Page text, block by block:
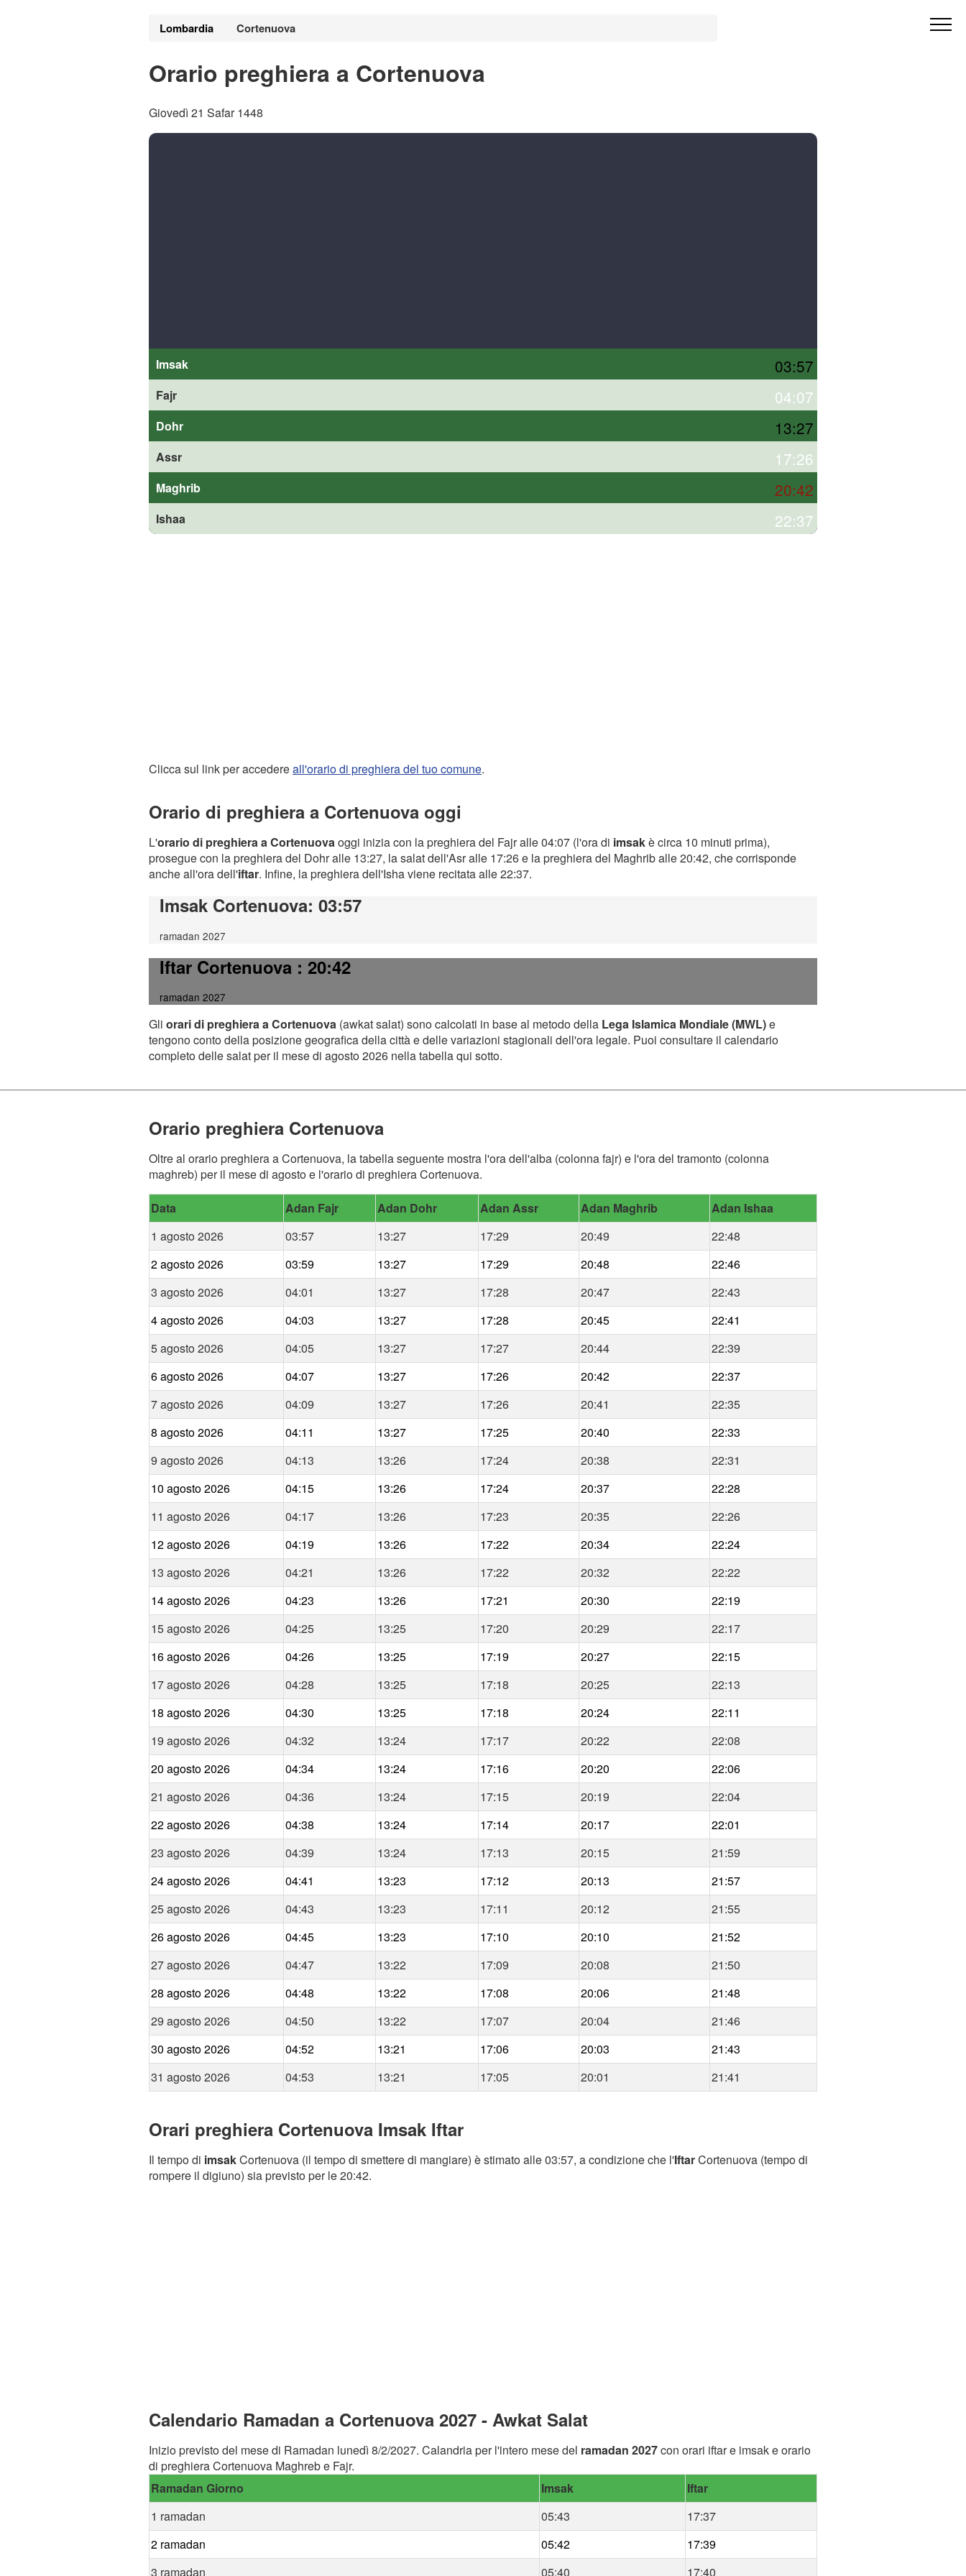
Lombardia Cortenuova
Orario preghiera a Cortenuova
Giovedì 21 Safar 1448
Imsak 03:57
Fajr 04:07
Dohr 13:27
Assr 17:26
Maghrib 20:42
Ishaa 22:37
Clicca sul link per accedereall'orario di preghiera del tuo comune.
Orario di preghiera a Cortenuova oggi
L'orario di preghiera a Cortenuovaoggi inizia con la preghiera del Fajr alle 04:07 (l'ora di imsakè circa 10 minuti prima),
prosegue con la preghiera del Dohr alle 13:27, la salat dell'Asr alle 17:26 e la preghiera del Maghrib alle 20:42, che corrisponde
anche all'ora dell'iftar. Infine, la preghiera dell'Isha viene recitata alle 22:37.
Imsak Cortenuova: 03:57
ramadan 2027
Iftar Cortenuova: 20:42
ramadan 2027
Gli orari di preghiera a Cortenuova (awkat salat) sono calcolati in base al metodo della Lega Islamica Mondiale (MWL)e
tengono conto della posizione geografica della città e delle variazioni stagionali dell'ora legale. Puoi consultare il calendario
completo delle salat per il mese di agosto 2026 nella tabella qui sotto.
Orario preghiera Cortenuova
Oltre al orario preghiera a Cortenuova, la tabella seguente mostra l'ora dell'alba (colonna fajr) e l'ora del tramonto (colonna
maghreb) per il mese di agosto e l'orario di preghiera Cortenuova.
Data Adan Fajr Adan Dohr Adan Assr Adan Maghrib
Adan Ishaa
1 agosto 2026
03:57 13:27 17:29 20:49
22:48
2 agosto 2026
03:59 13:27 17:29 20:48
22:46
3 agosto 2026
04:01 13:27 17:28 20:47
22:43
4 agosto 2026
04:03 13:27 17:28 20:45
22:41
5 agosto 2026
04:05 13:27 17:27 20:44
22:39
6 agosto 2026
04:07 13:27 17:26 20:42
22:37
7 agosto 2026
04:09 13:27 17:26 20:41
22:35
8 agosto 2026
04:11 13:27 17:25 20:40
22:33
9 agosto 2026
04:13 13:26 17:24 20:38
22:31
10 agosto 2026
04:15 13:26 17:24 20:37
22:28
11 agosto 2026
04:17 13:26 17:23 20:35
22:26
12 agosto 2026
04:19 13:26 17:22 20:34
22:24
13 agosto 2026
04:21 13:26 17:22 20:32
22:22
14 agosto 2026
04:23 13:26 17:21 20:30
22:19
15 agosto 2026
04:25 13:25 17:20 20:29
22:17
16 agosto 2026
04:26 13:25 17:19 20:27
22:15
17 agosto 2026
04:28 13:25 17:18 20:25
22:13
18 agosto 2026
04:30 13:25 17:18 20:24
22:11
19 agosto 2026
04:32 13:24 17:17 20:22
22:08
20 agosto 2026
04:34 13:24 17:16 20:20
22:06
21 agosto 2026
04:36 13:24 17:15 20:19
22:04
22 agosto 2026
04:38 13:24 17:14 20:17
22:01
23 agosto 2026
04:39 13:24 17:13 20:15
21:59
24 agosto 2026
04:41 13:23 17:12 20:13
21:57
25 agosto 2026
04:43 13:23 17:11 20:12
21:55
26 agosto 2026
04:45 13:23 17:10 20:10
21:52
27 agosto 2026
04:47 13:22 17:09 20:08
21:50
28 agosto 2026
04:48 13:22 17:08 20:06
21:48
29 agosto 2026
04:50 13:22 17:07 20:04
21:46
30 agosto 2026
04:52 13:21 17:06 20:03
21:43
31 agosto 2026
04:53 13:21 17:05 20:01 21:41
Orari preghiera Cortenuova Imsak Iftar
Il tempo di imsakCortenuova (il tempo di smettere di mangiare) è stimato alle 03:57, a condizione che l'IftarCortenuova (tempo di
rompere il digiuno) sia previsto per le 20:42.
Calendario Ramadan a Cortenuova 2027 - Awkat Salat
Inizio previsto del mese di Ramadan lunedì 8/2/2027. Calandria per l'intero mese del ramadan 2027con orari iftar e imsak e orario
di preghiera Cortenuova Maghreb e Fajr.
Ramadan Giorno
Imsak
Iftar
1 ramadan
05:43
17:37
2 ramadan
05:42
17:39
3 ramadan
05:40 17:40